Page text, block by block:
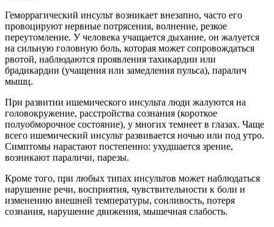
Геморрагический инсульт возникает внезапно, часто его
провоцируют нервные потрясения, волнение, резкое
переутомление. У человека учащается дыхание, он жалуется
на сильную головную боль, которая может сопровождаться
рвотой, наблюдаются проявления тахикардии или
брадикардии (учащения или замедления пульса), паралич
мышц.
При развитии ишемического инсульта люди жалуются на
головокружение, расстройства сознания (короткое
полуобморочное состояние), у многих темнеет в глазах. Чаще
всего ишемический инсульт развивается ночью или под утро.
Симптомы нарастают постепенно: ухудшается зрение,
возникают параличи, парезы.
Кроме того, при любых типах инсультов может наблюдаться
нарушение речи, восприятия, чувствительности к боли и
изменению внешней температуры, сонливость, потеря
сознания, нарушение движения, мышечная слабость.